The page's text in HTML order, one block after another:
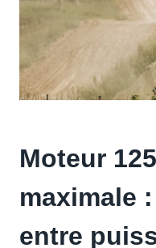
Moteur
maximale
entre